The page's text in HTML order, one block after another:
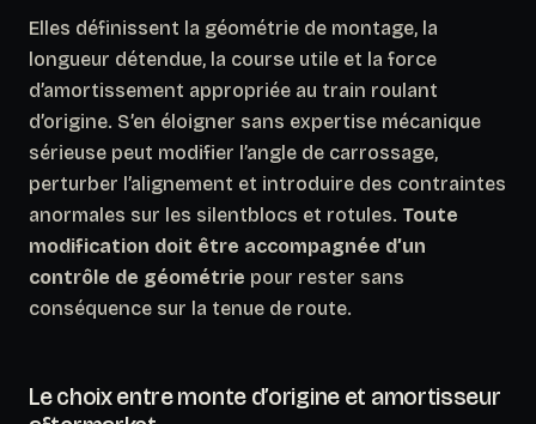
Elles définissent la géométrie de montage, la
longueur détendue, la course utile et la force
d’amortissement appropriée au train roulant
d’origine. S’en éloigner sans expertise mécanique
sérieuse peut modifier l’angle de carrossage,
perturber l’alignement et introduire des contraintes
anormales sur les silentblocs et rotules. Toute
modification doit être accompagnée d’un
contrôle de géométrie pour rester sans
conséquence sur la tenue de route.
Le choix entre monte d’origine et amortisseur